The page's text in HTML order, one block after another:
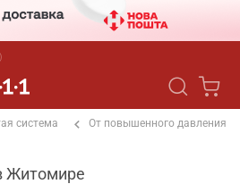
система От повышенного давления
Житомире